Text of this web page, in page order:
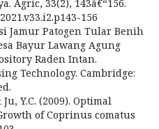
Agric, 33(2), 143â€“156.
156
Jamur Patogen Tular Benih
Bayur Lawang Agung
Raden Intan.
Technology. Cambridge:
Ju, Y.C. (2009). Optimal
of Coprinus comatus